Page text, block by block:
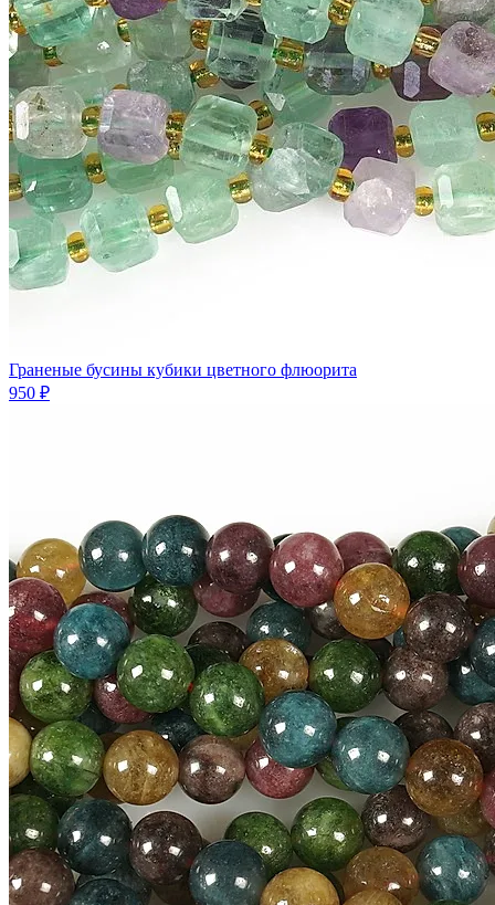
Граненые бусины кубики цветного флюорита
950 ₽